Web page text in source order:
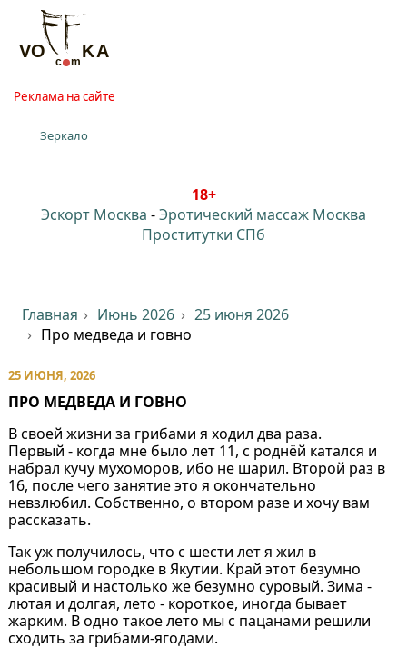
Реклама на сайте
Зеркало
18+
Эскорт Москва -Эротический массаж Москва
Проститутки СПб
Главная Июнь 2026
25 июня 2026
Про медведа и говно
25 ИЮНЯ, 2026
ПРО МЕДВЕДА И ГОВНО
В своей жизни за грибами я ходил два раза.
Первый - когда мне было лет 11, с роднёй катался и
набрал кучу мухоморов, ибо не шарил. Второй раз в
16, после чего занятие это я окончательно
невзлюбил. Собственно, о втором разе и хочу вам
рассказать.
Так уж получилось, что с шести лет я жил в
небольшом городке в Якутии. Край этот безумно
красивый и настолько же безумно суровый. Зима -
лютая и долгая, лето - короткое, иногда бывает
жарким. В одно такое лето мы с пацанами решили
сходить за грибами-ягодами.